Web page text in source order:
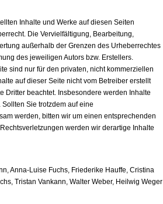
Inhalte und Werke auf diesen Seiten
Die Vervielfältigung, Bearbeitung,
außerhalb der Grenzen des Urheberrechtes
des jeweiligen Autors bzw. Erstellers.
sind nur für den privaten, nicht kommerziellen
auf dieser Seite nicht vom Betreiber erstellt
Dritter beachtet. Insbesondere werden Inhalte
Sie trotzdem auf eine
werden, bitten wir um einen entsprechenden
werden wir derartige Inhalte
Anna-Luise Fuchs, Friederike Hauffe, Cristina
Tristan Vankann, Walter Weber, Heilwig Weger